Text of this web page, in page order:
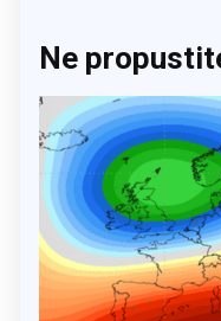
Ne